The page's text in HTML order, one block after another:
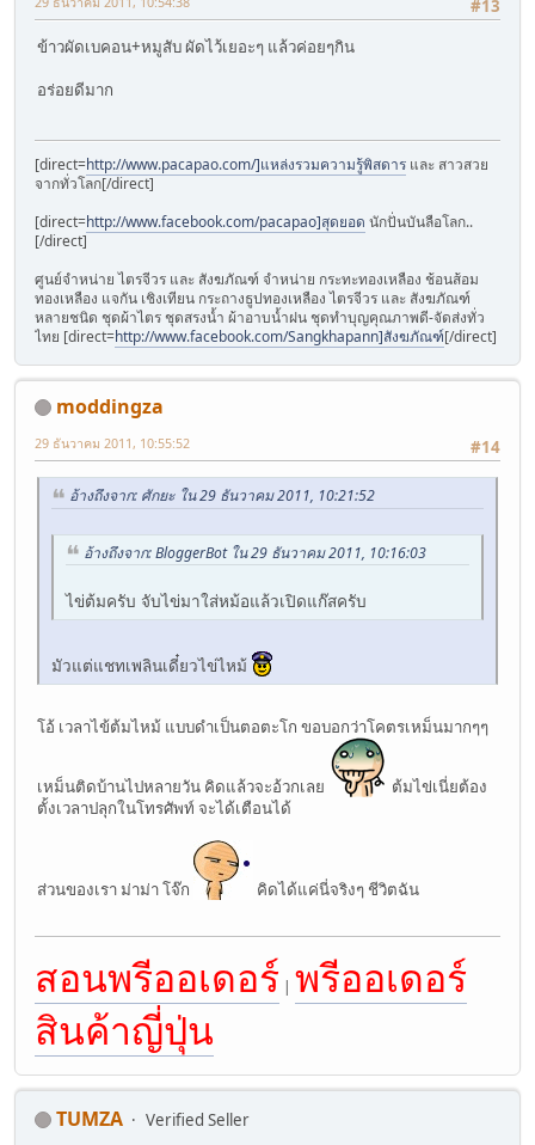
#13
ข้าวผัดเบคอน+หมูสับ ผัดไว้เยอะๆ แล้วค่อยๆกิน
อร่อยดีมาก
[direct=http://www.pacapao.com/]แหล่งรวมความรู้พิสดาร และ สาวสวย
จากทั่วโลก[/direct]
[direct=http://www.facebook.com/pacapao]สุดยอด นักปั่นบันลือโลก..
[/direct]
ศูนย์จำหน่าย ไตรจีวร และ สังฆภัณฑ์ จำหน่าย กระทะทองเหลือง ช้อนส้อม
ทองเหลือง แจกัน เชิงเทียน กระถางธูปทองเหลือง ไตรจีวร และ สังฆภัณฑ์
หลายชนิด ชุดผ้าไตร ชุดสรงน้ำ ผ้าอาบน้ำฝน ชุดทำบุญคุณภาพดี-จัดส่งทั่ว
ไทย [direct=http://www.facebook.com/Sangkhapann]สังฆภัณฑ์[/direct]
moddingza
#14
29 ธันวาคม 2011, 10:55:52
อ้างถึงจาก: ศักยะ ใน 29 ธันวาคม 2011, 10:21:52
อ้างถึงจาก: BloggerBot ใน 29 ธันวาคม 2011, 10:16:03
ไข่ต้มครับ จับไข่มาใส่หม้อแล้วเปิดแก๊สครับ
มัวแต่แชทเพลินเดี๋ยวไข่ไหม้
โอ้ เวลาไข้ต้มไหม้ แบบดำเป็นตอตะโก ขอบอกว่าโคตรเหม็นมากๆๆ
เหม็นติดบ้านไปหลายวัน คิดแล้วจะอ้วกเลย
ต้มไข่เนี่ยต้อง
ตั้งเวลาปลุกในโทรศัพท์ จะได้เตือนได้
ส่วนของเรา ม่าม่า โจ๊ก คิดได้แค่นี่จริงๆ ชีวิตฉัน
สอนพรีออเดอร์ | พรีออเดอร์
สินค้าญี่ปุ่น
TUMZA Verified Seller